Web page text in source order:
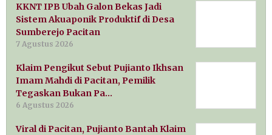
KKNT IPB Ubah Galon Bekas Jadi
Sistem Akuaponik Produktif di Desa
Sumberejo Pacitan
7 Agustus 2026
Klaim Pengikut Sebut Pujianto Ikhsan
Imam Mahdi di Pacitan, Pemilik
Tegaskan Bukan Pa…
6 Agustus 2026
Viral di Pacitan, Pujianto Bantah Klaim